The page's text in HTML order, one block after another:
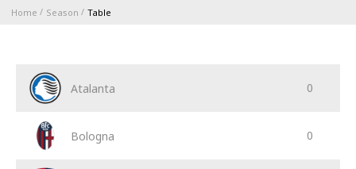
Home Season Table
Atalanta 0
Bologna 0